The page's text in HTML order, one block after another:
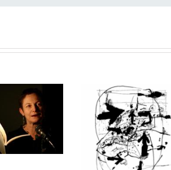
lieuet
poèmes
Wald,Portes
ouvrant sur le
couteauet autres